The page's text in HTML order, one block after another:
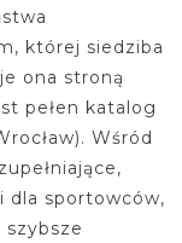
której siedziba
ona stroną
pełen katalog
Wśród
dla sportowców,